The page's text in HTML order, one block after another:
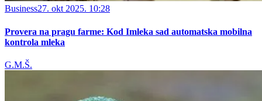
Business27. okt 2025. 10:28
Provera na pragu farme: Kod Imleka sad automatska mobilna
kontrola mleka
G.M.Š.